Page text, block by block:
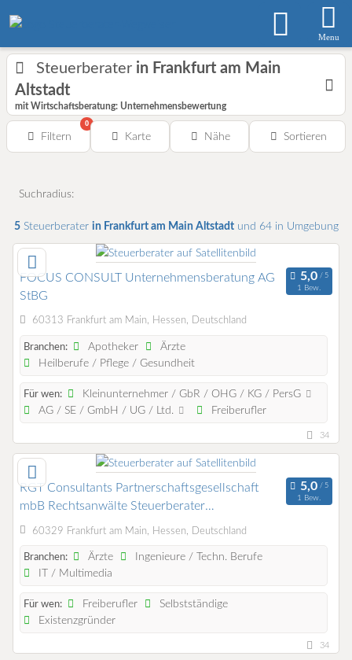
Menu
Steuerberater in Frankfurt am Main
Altstadt
mit Wirtschaftsberatung: Unternehmensbewertung
Filtern
0
Karte Nähe Sortieren
Suchradius:
5Steuerberater in Frankfurt am Main Altstadtund 64 in Umgebung
FOCUS CONSULT Unternehmensberatung AG
StBG
1 Bew.
60313 Frankfurt am Main, Hessen, Deutschland
Branchen: Apotheker
Ärzte
Heilberufe / Pflege / Gesundheit
Für wen:
Kleinunternehmer / GbR / OHG / KG / PersG
AG / SE / GmbH / UG / Ltd.
Freiberufler
34
RGT Consultants Partnerschaftsgesellschaft
mbB Rechtsanwälte Steuerberater
Wirtschaftsprüfer
1 Bew.
60329 Frankfurt am Main, Hessen, Deutschland
Branchen: Ärzte
Ingenieure / Techn. Berufe
IT / Multimedia
Für wen: Freiberufler
Selbstständige
Existenzgründer
34